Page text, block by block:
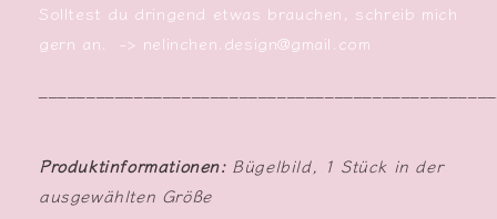
Solltest du dringend etwas brauchen, schreib mich
gern an. -> nelinchen.design@gmail.com
Produktinformationen:Bügelbild, 1 Stück in der
ausgewählten Größe